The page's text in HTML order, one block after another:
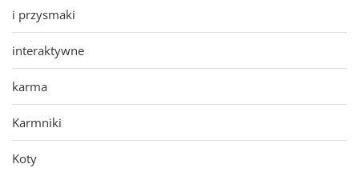
i przysmaki
interaktywne
karma
Karmniki
Koty